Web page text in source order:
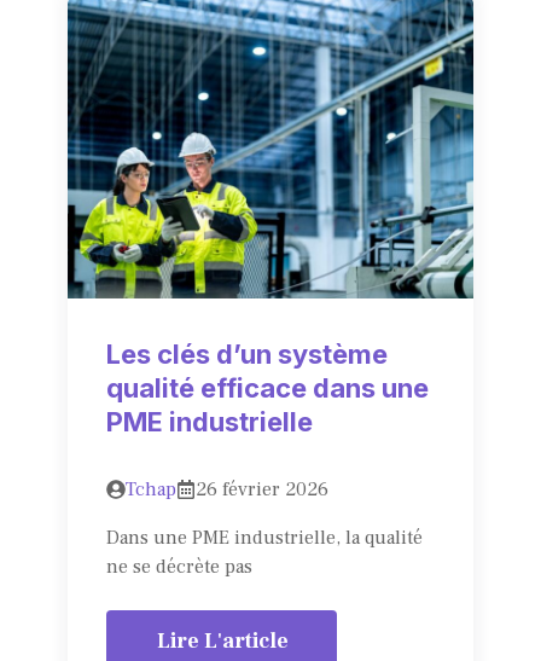
Les clés d’un système
qualité efficace dans une
PME industrielle
Tchap
26 février 2026
Dans une PME industrielle, la qualité
ne se décrète pas
Lire L'article